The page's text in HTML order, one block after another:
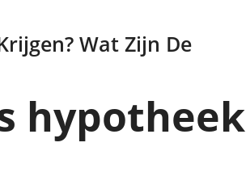
Wat Zijn De
hypotheek